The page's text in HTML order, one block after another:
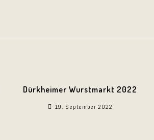
Dürkheimer Wurstmarkt 2022
19. September 2022